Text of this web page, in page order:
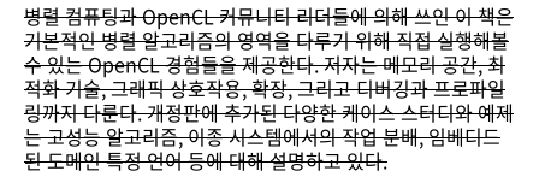
병렬 컴퓨팅과 OpenCL 커뮤니티 리더들에 의해 쓰인 이 책은
기본적인 병렬 알고리즘의 영역을 다루기 위해 직접 실행해볼
수 있는 OpenCL 경험들을 제공한다. 저자는 메모리 공간, 최
적화 기술, 그래픽 상호작용, 확장, 그리고 디버깅과 프로파일
링까지 다룬다. 개정판에 추가된 다양한 케이스 스터디와 예제
는 고성능 알고리즘, 이종 시스템에서의 작업 분배, 임베디드
된 도메인 특정 언어 등에 대해 설명하고 있다.